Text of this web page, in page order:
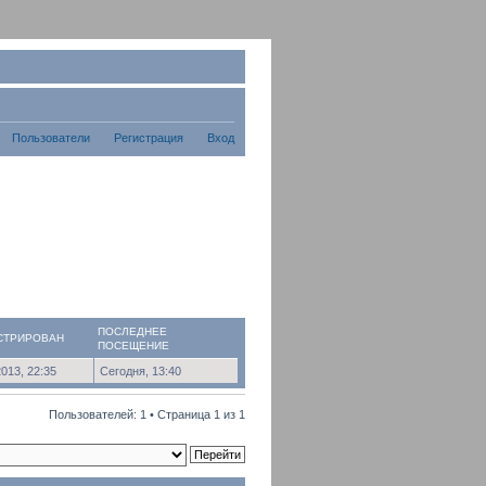
Пользователи Регистрация Вход
ПОСЛЕДНЕЕ
ПОСЕЩЕНИЕ
22:35 Сегодня, 13:40
Пользователей: 1 • Страница 1 из 1